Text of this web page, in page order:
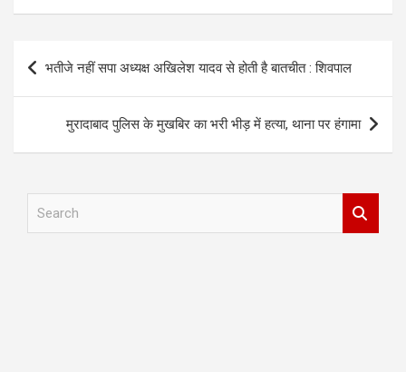
Post
navigation
भतीजे नहीं सपा अध्यक्ष अखिलेश यादव से होती है बातचीत : शिवपाल
मुरादाबाद पुलिस के मुखबिर का भरी भीड़ में हत्या, थाना पर हंगामा